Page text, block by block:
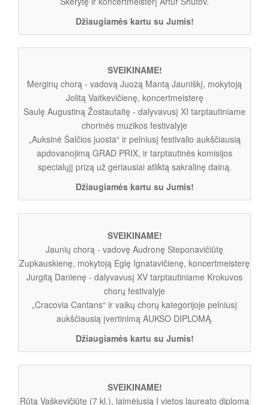
Džiaugiamės kartu su Jumis!
SVEIKINAME!
Merginų chorą - vadovą Juozą Mantą Jauniškį, mokytoją
Jolitą Vaitkevičienę, koncertmeisterę
Saulę Augustiną Žostautaitę - dalyvavusį XI tarptautiniame
chorinės muzikos festivalyje
„Auksinė Šalčios juosta“ ir pelniusį festivalio aukščiausią
apdovanojimą GRAD PRIX, ir tarptautinės komisijos
specialųjį prizą už geriausiai atliktą sakralinę dainą.
Džiaugiamės kartu su Jumis!
SVEIKINAME!
Jaunių chorą - vadovę Audronę Steponavičiūtę
Zupkauskienę, mokytoją Eglę Ignatavičienę, koncertmeisterę
Jurgitą Danienę - dalyvavusį XV tarptautiniame Krokuvos
chorų festivalyje
„Cracovia Cantans“ ir vaikų chorų kategorijoje pelniusį
aukščiausią įvertinimą AUKSO DIPLOMĄ.
Džiaugiamės kartu su Jumis!
SVEIKINAME!
Rūtą Vaškevičiūtę (7 kl.), laimėjusią I vietos laureato diplomą